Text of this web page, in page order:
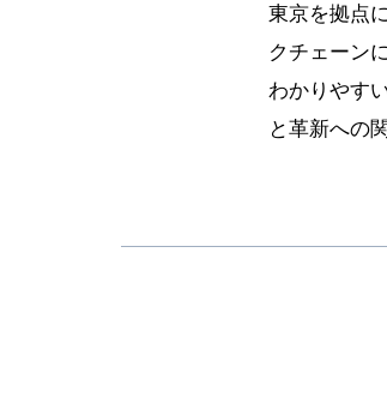
東京を拠点
クチェーン
わかりやす
と革新への